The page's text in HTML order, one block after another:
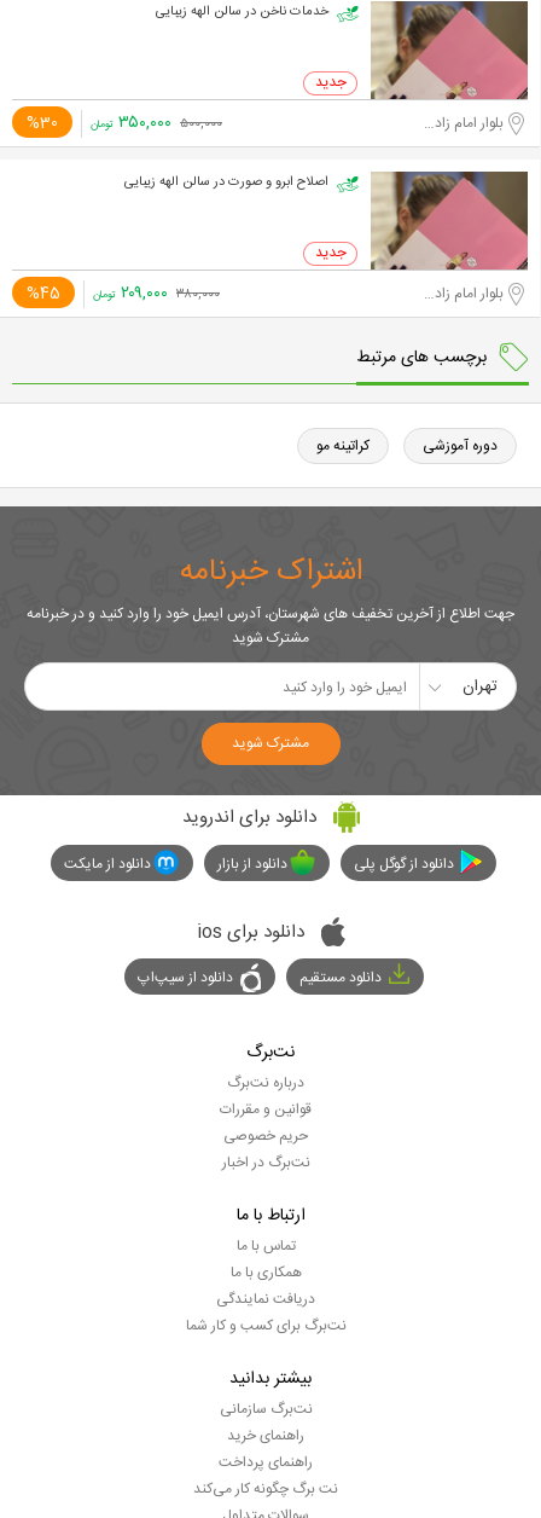
خدمات ناخن در سالن الهه زیبایی
بلوار امام زاده حسن %30 ۵۰۰,۰۰۰ ۳۵۰,۰۰۰ تومان
اصلاح ابرو و صورت در سالن الهه زیبایی
بلوار امام زاده حسن %45 ۳۸۰,۰۰۰ ۲۰۹,۰۰۰ تومان
برچسب های مرتبط
دوره آموزشی کراتینه مو
اشتراک خبرنامه
جهت اطلاع از آخرین تخفیف های شهرستان، آدرس ایمیل خود را وارد کنید و در خبرنامه
مشترک شوید
تهران
مشترک شوید
دانلود برای اندروید
دانلود از گوگل پلی دانلود از بازار دانلود از مایکت
دانلود برای ios
دانلود مستقیم دانلود از سیپ‌اپ
نت‌برگ
درباره نت‌برگ
قوانین و مقررات
حریم خصوصی
نت‌برگ در اخبار
ارتباط با ما
تماس با ما
همکاری با ما
دریافت نمایندگی
نت‌برگ برای کسب و کار شما
بیشتر بدانید
نت‌برگ سازمانی
راهنمای خرید
راهنمای پرداخت
نت برگ چگونه کار می‌کند